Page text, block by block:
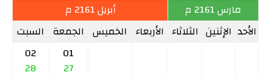
مارس 2161 م
أبريل 2161 م
الأحد الإثنين الثلاثاء الأربعاء الخميس الجمعة السبت
01
27
02
28